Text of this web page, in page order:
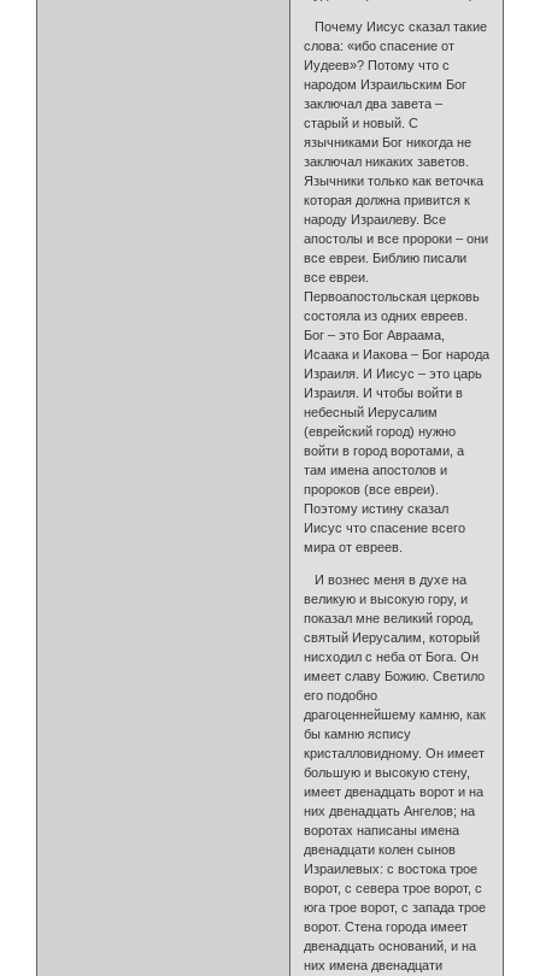
Почему Иисус сказал такие
слова: «ибо спасение от
Иудеев»? Потому что с
народом Израильским Бог
заключал два завета –
старый и новый. С
язычниками Бог никогда не
заключал никаких заветов.
Язычники только как веточка
которая должна привится к
народу Израилеву. Все
апостолы и все пророки – они
все евреи. Библию писали
все евреи.
Первоапостольская церковь
состояла из одних евреев.
Бог – это Бог Авраама,
Исаака и Иакова – Бог народа
Израиля. И Иисус – это царь
Израиля. И чтобы войти в
небесный Иерусалим
(еврейский город) нужно
войти в город воротами, а
там имена апостолов и
пророков (все евреи).
Поэтому истину сказал
Иисус что спасение всего
мира от евреев.
И вознес меня в духе на
великую и высокую гору, и
показал мне великий город,
святый Иерусалим, который
нисходил с неба от Бога. Он
имеет славу Божию. Светило
его подобно
драгоценнейшему камню, как
бы камню яспису
кристалловидному. Он имеет
большую и высокую стену,
имеет двенадцать ворот и на
них двенадцать Ангелов; на
воротах написаны имена
двенадцати колен сынов
Израилевых: с востока трое
ворот, с севера трое ворот, с
юга трое ворот, с запада трое
ворот. Стена города имеет
двенадцать оснований, и на
них имена двенадцати